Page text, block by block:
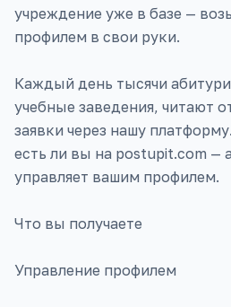
учреждение уже в базе —
профилем в свои руки.
Каждый день тысячи
учебные заведения, читают
заявки через нашу
есть ли вы на postupit.com —
управляет вашим профилем.
Что вы получаете
Управление профилем